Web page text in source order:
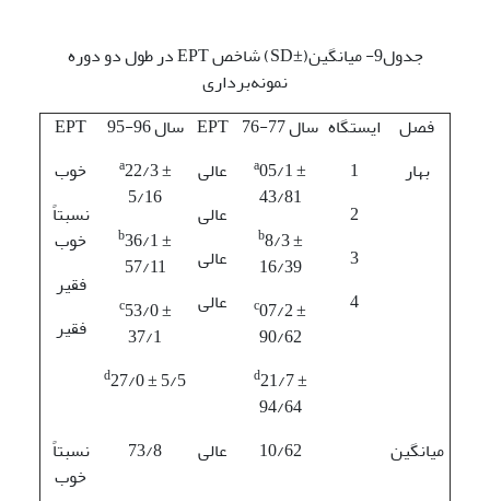
جدول9- میانگین(±SD) شاخص EPT در طول دو دوره
نمونه‌برداری
فصل ایستگاه سال 77-76 EPT سال 96-95
EPT
بهار
1
2
3
4
a05/1 ±
43/81
b8/3 ±
16/39
c07/2 ±
90/62
d21/7 ±
94/64
عالی
عالی
عالی
عالی
a22/3 ±
5/16
b36/1 ±
57/11
c53/0 ±
37/1
d27/0 ± 5/5
خوب
نسبتاً
خوب
فقیر
فقیر
میانگین 10/62 عالی 73/8
نسبتاً
خوب